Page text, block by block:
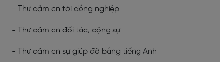
- Thư cảm ơn tới đồng nghiệp
- Thư cảm ơn đối tác, cộng sự
- Thư cảm ơn sự giúp đỡ bằng tiếng Anh